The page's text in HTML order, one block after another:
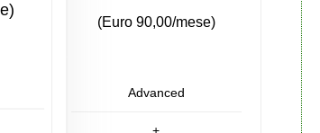
(Euro 90,00/mese)
Advanced